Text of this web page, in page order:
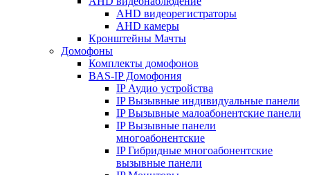
AHD видеорегистраторы
AHD камеры
Кронштейны Мачты
Домофоны
Комплекты домофонов
BAS-IP Домофония
IP Аудио устройства
IP Вызывные индивидуальные панели
IP Вызывные малоабонентские панели
IP Вызывные панели
многоабонентские
IP Гибридные многоабонентские
вызывные панели